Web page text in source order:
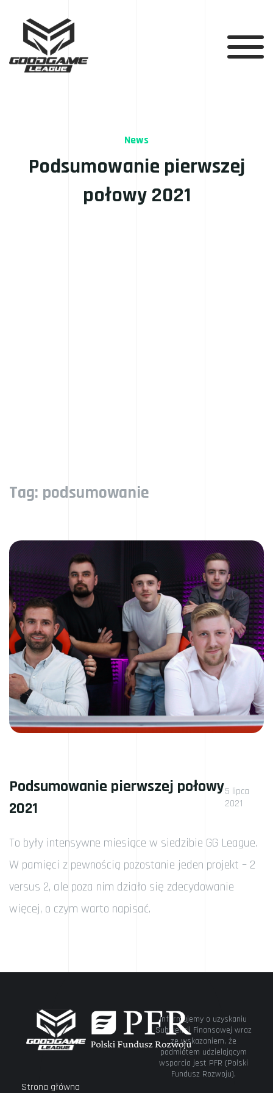
News
Podsumowanie pierwszej
połowy 2021
Tag: podsumowanie
Podsumowanie pierwszej połowy
2021
5 lipca
2021
To były intensywne miesiące w siedzibie GG League.
W pamięci z pewnością pozostanie jeden projekt – 2
versus 2, ale poza nim działo się zdecydowanie
więcej, o czym warto napisać.
Informujemy o uzyskaniu
Subwencji Finansowej wraz
ze wskazaniem, że
podmiotem udzielającym
wsparcia jest PFR (Polski
Fundusz Rozwoju).
Strona główna